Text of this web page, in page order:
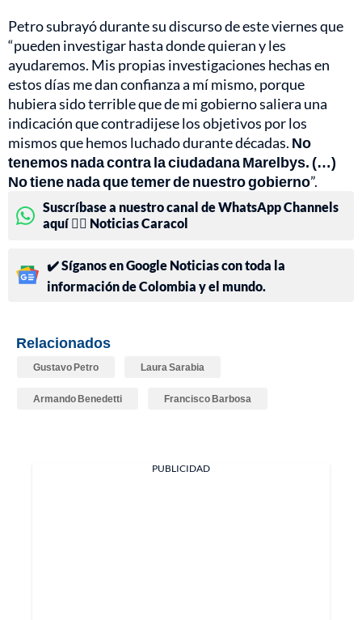
Petro subrayó durante su discurso de este viernes que
“pueden investigar hasta donde quieran y les
ayudaremos. Mis propias investigaciones hechas en
estos días me dan confianza a mí mismo, porque
hubiera sido terrible que de mi gobierno saliera una
indicación que contradijese los objetivos por los
mismos que hemos luchado durante décadas. No
tenemos nada contra la ciudadana Marelbys. (…)
No tiene nada que temer de nuestro gobierno”.
Suscríbase a nuestro canal de WhatsApp Channels
aquí 👉🏻 Noticias Caracol
✔️ Síganos en Google Noticias con toda la
información de Colombia y el mundo.
Relacionados
Gustavo Petro Laura Sarabia
Armando Benedetti Francisco Barbosa
PUBLICIDAD